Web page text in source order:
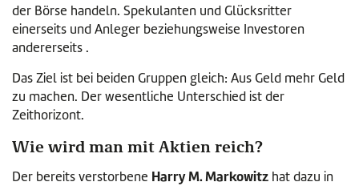
der Börse handeln. Spekulanten und Glücksritter
einerseits und Anleger beziehungsweise Investoren
andererseits .
Das Ziel ist bei beiden Gruppen gleich: Aus Geld mehr Geld
zu machen. Der wesentliche Unterschied ist der
Zeithorizont.
Wie wird man mit Aktien reich?
Der bereits verstorbene Harry M. Markowitz hat dazu in